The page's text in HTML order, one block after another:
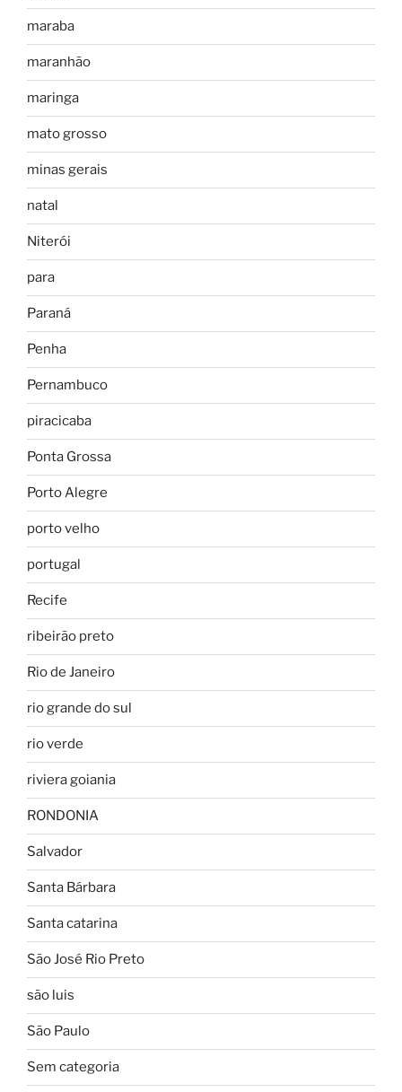
maraba
maranhão
maringa
mato grosso
minas gerais
natal
Niterói
para
Paraná
Penha
Pernambuco
piracicaba
Ponta Grossa
Porto Alegre
porto velho
portugal
Recife
ribeirão preto
Rio de Janeiro
rio grande do sul
rio verde
riviera goiania
RONDONIA
Salvador
Santa Bárbara
Santa catarina
São José Rio Preto
são luis
São Paulo
Sem categoria